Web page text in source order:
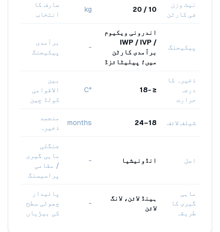
نیٹ وزن
فی کارٹن
10 / 20
kg
صارف کا
انتخاب
پیکیجنگ
اندرونی ویکیوم
/ IWP / IVP
برآمدی کارٹن
میں؛ پیلیٹائزڈ
-
برآمدی
پیکیجنگ
ذخیرہ کا
درجہ
حرارت
≤ -18
°C
بین
الاقوامی
کولڈ چین
شیلف لائف 18–24
months
منجمد
ذخیرہ
اصل انڈونیشیا -
جنگلی
ماہی گیری
/ مقامی
پراسیسنگ
ماہی
گیری کا
طریقہ
ہینڈ لائن، لانگ
لائن
-
پائیدار
چھوٹی سطح
کی بیڑیاں